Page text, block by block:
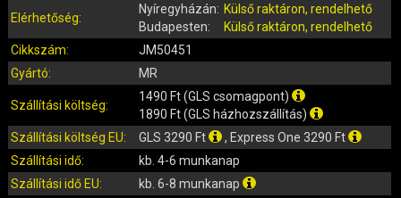
FELNI (MOTOR, QUAD)
GUMIK, BELSŐK (ROBOGÓ, QUAD, MOPED)
GYERTYÁK, PIPÁK
IDOMOK, BURKOLATOK, ÜLÉSEK
IRÁNYJELZŐ
IZZÓ (ROBOGÓ, QUAD, MOTOR)
KARBURÁTOROK ÉS ALKATRÉSZEIK
KENŐANYAGOK, TISZTÍTÓK, ÁPOLÓK
Elérhetőség:
Nyíregyházán: Külső raktáron, rendelhető
Budapesten:
Külső raktáron, rendelhető
Cikkszám:
JM50451
Gyártó:
MR
Szállítási költség:
1490 Ft (GLS csomagpont)
1890 Ft (GLS házhozszállítás)
Szállítási költség EU:
GLS 3290 Ft
, Express One 3290 Ft
Szállítási idő:
kb. 4-6 munkanap
Szállítási idő EU:
kb. 6-8 munkanap